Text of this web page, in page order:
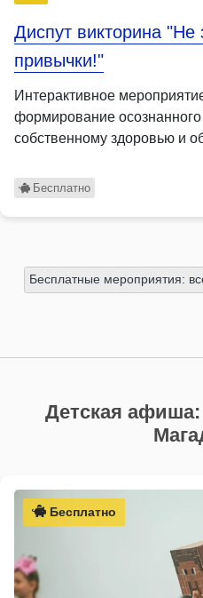
Диспут викторина
привычки!"
Интерактивное
формирование
собственному здоровью и
Бесплатно
Бесплатные мероприятия:
Детская
Бесплатно